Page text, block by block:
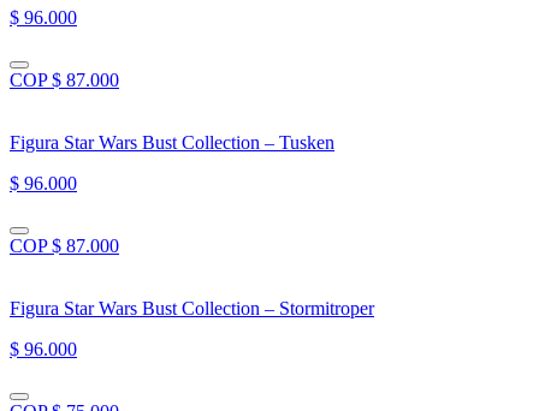
$ 96.000
COP $ 87.000
Figura Star Wars Bust Collection – Tusken
$ 96.000
COP $ 87.000
Figura Star Wars Bust Collection – Stormitroper
$ 96.000